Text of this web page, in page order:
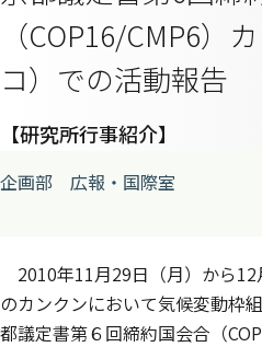
ドウで開きます）
ンドウで開きます）
ウインドウで開きます）
（COP16/CMP6）
コ）での活動報告
【研究所行事紹介】
企画部 広報・国際室
2010年11月29日（月）から
のカンクンにおいて気候変動枠
都議定書第６回締約国会合（